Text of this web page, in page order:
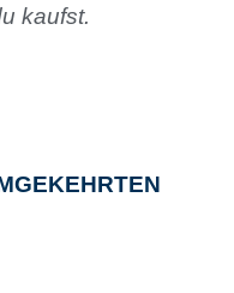
kaufst.